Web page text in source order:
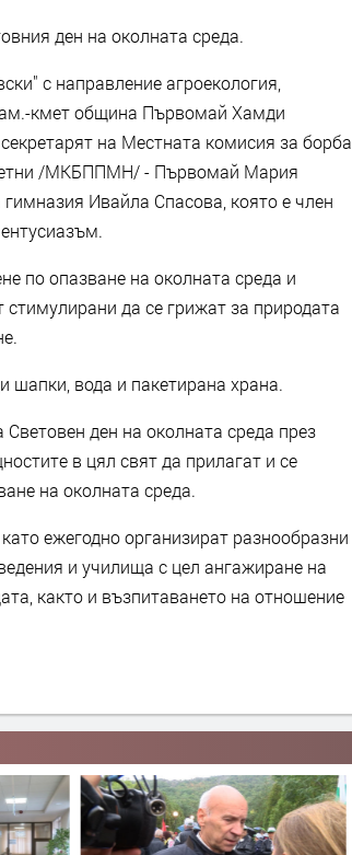
ден на околната среда.
с направление агроекология,
кмет община Първомай Хамди
на Местната комисия за борба
/МКБППМН/ - Първомай Мария
Ивайла Спасова, която е член
по опазване на околната среда и
да се грижат за природата
вода и пакетирана храна.
ден на околната среда през
в цял свят да прилагат и се
на околната среда.
ежегодно организират разнообразни
и училища с цел ангажиране на
както и възпитаването на отношение